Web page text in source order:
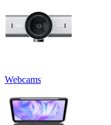
Webcams